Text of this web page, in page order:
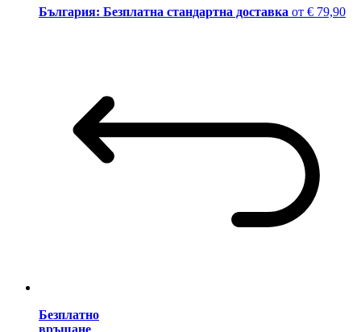
България: Безплатна стандартна доставка от € 79,90
Безплатно
връщане